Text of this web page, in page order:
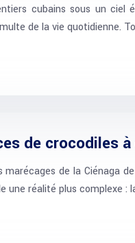
cubains sous un
de la vie quotidienne.
de crocodiles
de la Ciénaga
une réalité plus complexe :